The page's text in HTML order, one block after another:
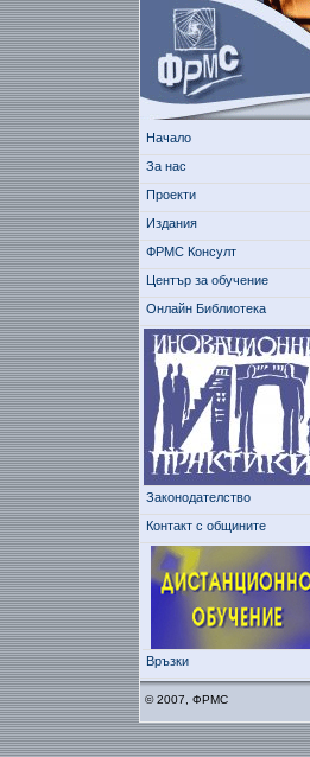
Начало
За нас
Проекти
Издания
ФРМС Консулт
Център за обучение
Онлайн Библиотека
Законодателство
Контакт с общините
Връзки
© 2007, ФРМС